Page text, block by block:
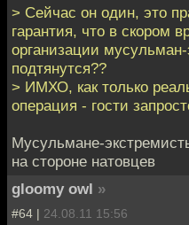
> Сейчас он один, это
гарантия, что в скором
организации
подтянутся??
> ИМХО, как только
операция - гости
Мусульмане-
на стороне натовцев
gloomy owl »
#64 | 24.08.11 15:56